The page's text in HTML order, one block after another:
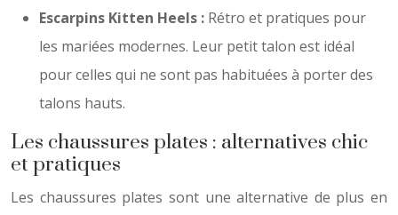
Escarpins Kitten Heels : Rétro et pratiques pour
les mariées modernes. Leur petit talon est idéal
pour celles qui ne sont pas habituées à porter des
talons hauts.
Les chaussures plates : alternatives chic
et pratiques
Les chaussures plates sont une alternative de plus en